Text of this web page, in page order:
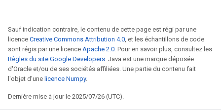
Sauf indication contraire, le contenu de cette page est régi par une
licence Creative Commons Attribution 4.0, et les échantillons de code
sont régis par une licence Apache 2.0. Pour en savoir plus, consultez les
Règles du site Google Developers. Java est une marque déposée
d'Oracle et/ou de ses sociétés affiliées. Une partie du contenu fait
l'objet d'une licence Numpy.
Dernière mise à jour le 2025/07/26 (UTC).